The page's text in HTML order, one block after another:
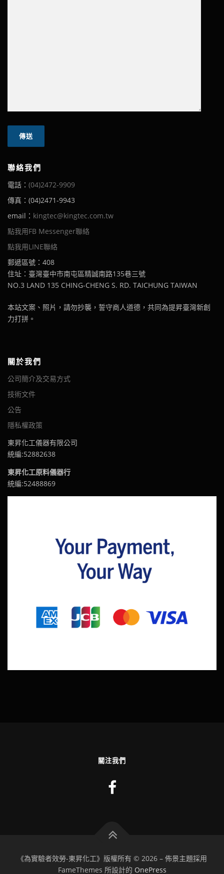
聯絡我們
電話： (04)2472-9909
傳真：(04)2471-9943
email： kingtec@kingtec.com.tw
點我用FB Messenger聯絡
點我用LINE聯絡
郵遞區號：408
住址：臺灣臺中市南屯區精誠南路135巷三號
NO.3 LAND 135 CHING-CHENG S. RD. TAICHUNG TAIWAN
本站文案、照片，請勿抄襲，誓守商人道德，共同為提昇臺灣新創
力打拼。
關於我們
公司簡介及交易方式
技術文件
公告
隱私權政策
東昇化工儀器有限公司
統編:52882638
東昇化工原料儀器行
統編:52488869
關注我們
《為實驗者效勞-東昇化工》版權所有 © 2026 – 佈景主題採用
FameThemes 所設計的 OnePress